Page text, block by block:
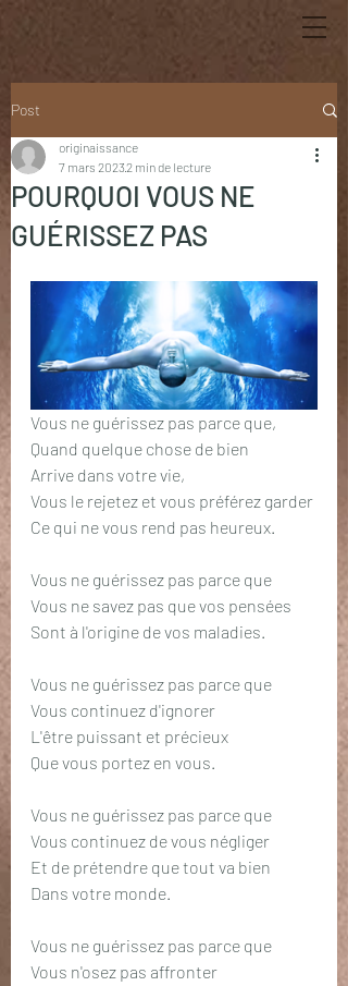
Post
POURQUOI VOUS NE
GUÉRISSEZ PAS
originaissance
7 mars 20232 min de lecture
Vous ne guérissez pas parce que,
Quand quelque chose de bien
Arrive dans votre vie,
Vous le rejetez et vous préférez garder
Ce qui ne vous rend pas heureux.
Vous ne guérissez pas parce que
Vous ne savez pas que vos pensées
Sont à l'origine de vos maladies.
Vous ne guérissez pas parce que
Vous continuez d'ignorer
L'être puissant et précieux
Que vous portez en vous.
Vous ne guérissez pas parce que
Vous continuez de vous négliger
Et de prétendre que tout va bien
Dans votre monde.
Vous ne guérissez pas parce que
Vous n'osez pas affronter